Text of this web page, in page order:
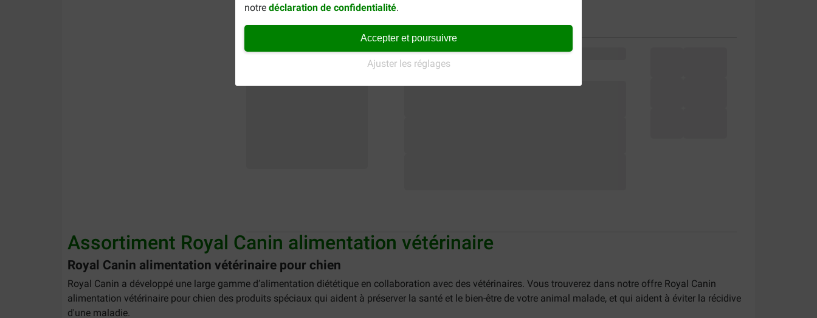
notre déclaration de confidentialité.
Accepter et poursuivre
Ajuster les réglages
Assortiment Royal Canin alimentation vétérinaire
Royal Canin alimentation vétérinaire pour chien
Royal Canin a développé une large gamme d’alimentation diététique en collaboration avec des vétérinaires. Vous trouverez dans notre offre Royal Canin
alimentation vétérinaire pour chien des produits spéciaux qui aident à préserver la santé et le bien-être de votre animal malade, et qui aident à éviter la récidive
d'une maladie.